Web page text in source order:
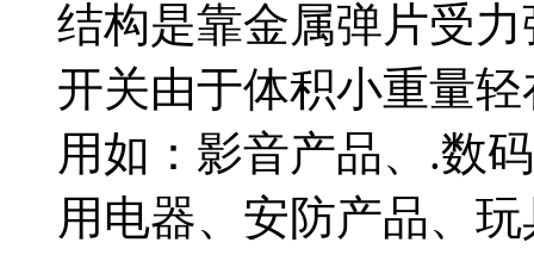
结构是靠金属弹片受
开关由于体积小重量
用如：影音产品、.数
用电器、安防产品、